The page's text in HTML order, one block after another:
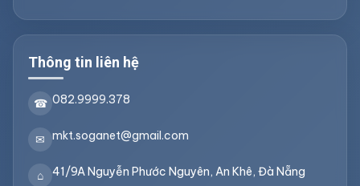
Thông tin liên hệ
☎ 082.9999.378
✉ mkt.soganet@gmail.com
⌂ 41/9A Nguyễn Phước Nguyên, An Khê, Đà Nẵng